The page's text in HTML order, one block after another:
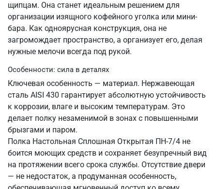
щипцам. Она станет идеальным решением для
организации изящного кофейного уголка или мини-
бара. Как одноярусная конструкция, она не
загромождает пространство, а организует его, делая
нужные мелочи всегда под рукой.
Особенности: сила в деталях
Ключевая особенность — материал. Нержавеющая
сталь AISI 430 гарантирует абсолютную устойчивость
к коррозии, влаге и высоким температурам. Это
делает полку незаменимой в зонах с повышенными
брызгами и паром.
Полка Настольная Сплошная Открытая ПН-7/4 не
боится моющих средств и сохраняет безупречный вид
на протяжении всего срока службы. Отсутствие двери
— не недостаток, а продуманная особенность,